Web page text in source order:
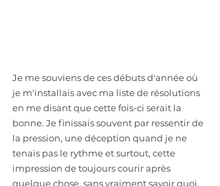
Je me souviens de ces débuts d'année où
je m'installais avec ma liste de résolutions
en me disant que cette fois-ci serait la
bonne. Je finissais souvent par ressentir de
la pression, une déception quand je ne
tenais pas le rythme et surtout, cette
impression de toujours courir après
quelque chose, sans vraiment savoir quoi.